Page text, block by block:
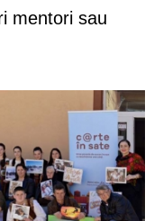
mentori sau